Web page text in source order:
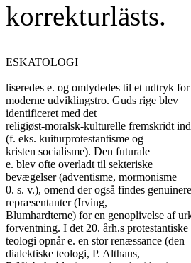
korrekturlästs.
ESKATOLOGI
liseredes e. og omtydedes til et udtryk for
moderne udviklingstro. Guds rige blev
identificeret med det
religiøst-moralsk-kulturelle fremskridt
(f. eks. kuiturprotestantisme og
kristen socialisme). Den futurale
e. blev ofte overladt til sekteriske
bevægelser (adventisme, mormonisme
0. s. v.), omend der også findes genuinere
repræsentanter (Irving,
Blumhardterne) for en genoplivelse af
forventning. I det 20. årh.s protestantiske
teologi opnår e. en stor renæssance (den
dialektiske teologi, P. Althaus,